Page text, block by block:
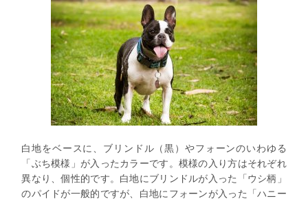
白地をベースに、ブリンドル（黒）やフォーンのいわゆる
「ぶち模様」が入ったカラーです。模様の入り方はそれぞれ
異なり、個性的です。白地にブリンドルが入った「ウシ柄」
のパイドが一般的ですが、白地にフォーンが入った「ハニー